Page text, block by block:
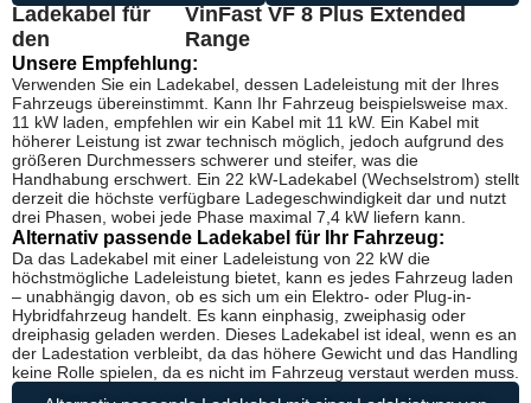
Ladekabel für
den
VinFast VF 8 Plus Extended
Range
Unsere Empfehlung:
Verwenden Sie ein Ladekabel, dessen Ladeleistung mit der Ihres
Fahrzeugs übereinstimmt. Kann Ihr Fahrzeug beispielsweise max.
11 kW laden, empfehlen wir ein Kabel mit 11 kW. Ein Kabel mit
höherer Leistung ist zwar technisch möglich, jedoch aufgrund des
größeren Durchmessers schwerer und steifer, was die
Handhabung erschwert. Ein 22 kW-Ladekabel (Wechselstrom) stellt
derzeit die höchste verfügbare Ladegeschwindigkeit dar und nutzt
drei Phasen, wobei jede Phase maximal 7,4 kW liefern kann.
Alternativ passende Ladekabel für Ihr Fahrzeug:
Da das Ladekabel mit einer Ladeleistung von 22 kW die
höchstmögliche Ladeleistung bietet, kann es jedes Fahrzeug laden
– unabhängig davon, ob es sich um ein Elektro- oder Plug-in-
Hybridfahrzeug handelt. Es kann einphasig, zweiphasig oder
dreiphasig geladen werden. Dieses Ladekabel ist ideal, wenn es an
der Ladestation verbleibt, da das höhere Gewicht und das Handling
keine Rolle spielen, da es nicht im Fahrzeug verstaut werden muss.